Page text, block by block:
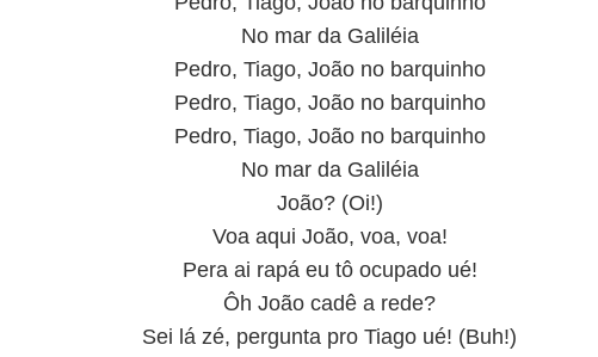
No mar da Galiléia
Pedro, Tiago, João no barquinho
Pedro, Tiago, João no barquinho
Pedro, Tiago, João no barquinho
No mar da Galiléia
João? (Oi!)
Voa aqui João, voa, voa!
Pera ai rapá eu tô ocupado ué!
Ôh João cadê a rede?
Sei lá zé, pergunta pro Tiago ué! (Buh!)